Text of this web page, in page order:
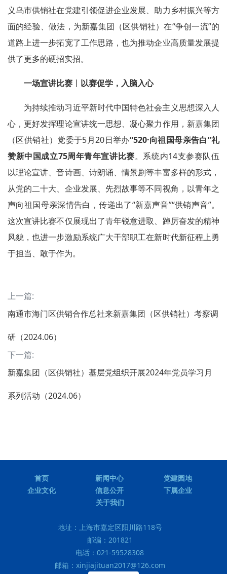
义乌市供销社在党建引领促进企业发展、助力乡村振兴等方
面的经验、做法，为新嘉集团（区供销社）在“争创一流”的
道路上进一步拓宽了工作思路，也为推动企业高质量发展提
供了更多的硬招实招。
一场宣讲比赛 丨 以赛促学，入脑入心
为持续推动习近平新时代中国特色社会主义思想深入人
心，更好发挥理论宣讲统一思想、凝心聚力作用，新嘉集团
（区供销社）党委于5月20日举办“520·向祖国母亲告白”礼
赞新中国成立75周年青年宣讲比赛。系统内14支参赛队伍
以理论宣讲、音诗画、诗朗诵、情景剧等丰富多样的形式，
从党的二十大、企业发展、先烈故事等不同视角，以青年之
声向祖国母亲深情告白，传递出了“新嘉声音”“供销声音”。
这次宣讲比赛不仅展现出了青年锐意进取、踔厉奋发的精神
风貌，也进一步激励系统广大干部职工在新时代新征程上勇
于担当、敢于作为。
上一篇:
南通市海门区供销合作总社来新嘉集团（区供销社）考察调
研（2024.06）
下一篇:
新嘉集团（区供销社）基层党组织开展2024年党员学习月
系列活动（2024.06）
首页 新闻中心
党建园地
企业文化
信息公开
下属企业
关于我们
地址： 上海市嘉定区阳川路118号
邮编： 201821
电话： 021-59528308
邮箱： xinjiajituan2017@126.com